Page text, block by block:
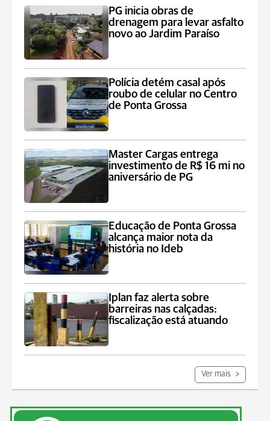
PG inicia obras de
drenagem para levar asfalto
novo ao Jardim Paraíso
Polícia detém casal após
roubo de celular no Centro
de Ponta Grossa
Master Cargas entrega
investimento de R$ 16 mi no
aniversário de PG
Educação de Ponta Grossa
alcança maior nota da
história no Ideb
Iplan faz alerta sobre
barreiras nas calçadas:
fiscalização está atuando
Ver mais